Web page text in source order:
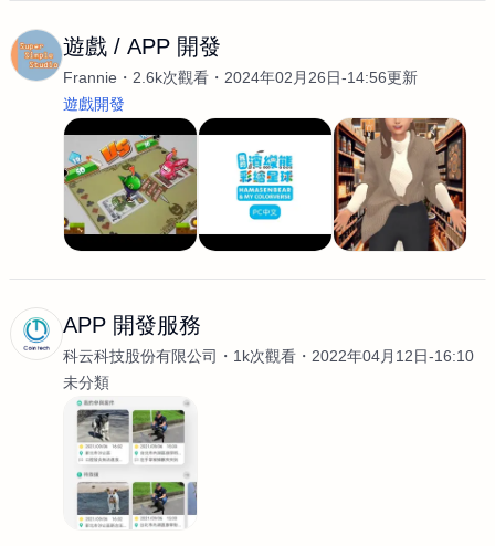
遊戲 / APP 開發
Frannie 2.6k次觀看
2024年02月26日-14:56更新
遊戲開發
APP 開發服務
科云科技股份有限公司 1k次觀看
2022年04月12日-16:10
未分類